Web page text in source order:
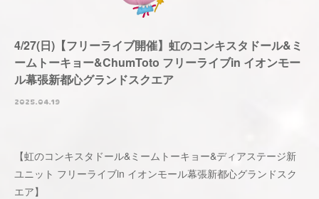
4/27(日)【フリーライブ開催】虹のコンキスタドール&ミ
ームトーキョー&ChumToto フリーライブin イオンモー
ル幕張新都心グランドスクエア
2025.04.19
【虹のコンキスタドール&ミームトーキョー&ディアステージ新
ユニット フリーライブin イオンモール幕張新都心グランドスク
エア】